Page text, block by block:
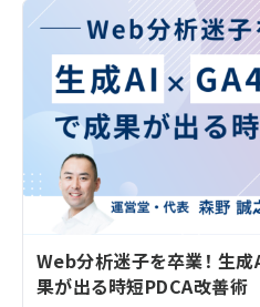
Web分析迷子を卒業！
果が出る時短PDCA改善術